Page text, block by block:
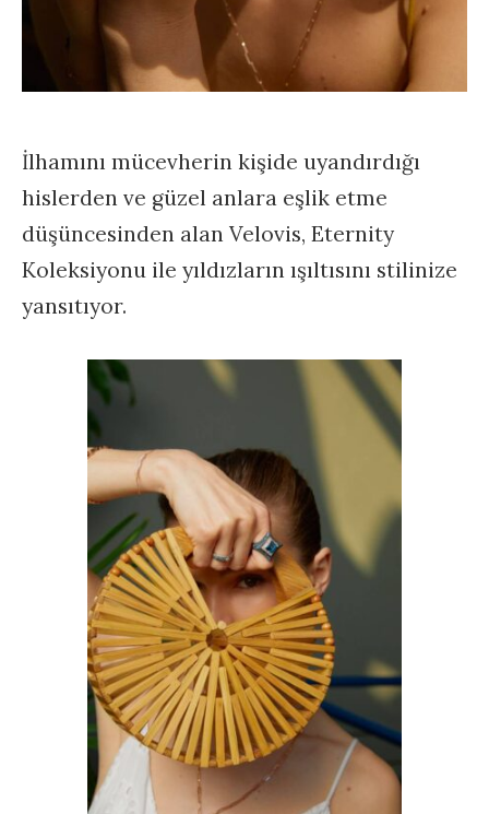
İlhamını mücevherin kişide uyandırdığı
hislerden ve güzel anlara eşlik etme
düşüncesinden alan Velovis, Eternity
Koleksiyonu ile yıldızların ışıltısını stilinize
yansıtıyor.